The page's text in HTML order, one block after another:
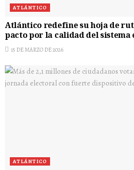
ATLÁNTICO
Atlántico redefine su hoja de
pacto por la calidad del sistema
15 DE MARZO DE 2026
ATLÁNTICO